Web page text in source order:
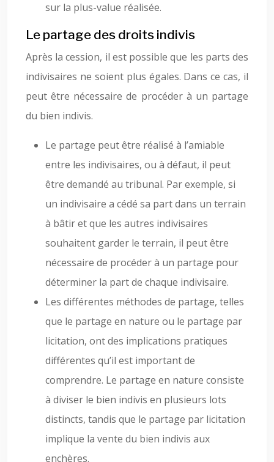
sur la plus-value réalisée.
Le partage des droits indivis
Après la cession, il est possible que les parts des
indivisaires ne soient plus égales. Dans ce cas, il
peut être nécessaire de procéder à un partage
du bien indivis.
Le partage peut être réalisé à l’amiable
entre les indivisaires, ou à défaut, il peut
être demandé au tribunal. Par exemple, si
un indivisaire a cédé sa part dans un terrain
à bâtir et que les autres indivisaires
souhaitent garder le terrain, il peut être
nécessaire de procéder à un partage pour
déterminer la part de chaque indivisaire.
Les différentes méthodes de partage, telles
que le partage en nature ou le partage par
licitation, ont des implications pratiques
différentes qu’il est important de
comprendre. Le partage en nature consiste
à diviser le bien indivis en plusieurs lots
distincts, tandis que le partage par licitation
implique la vente du bien indivis aux
enchères.